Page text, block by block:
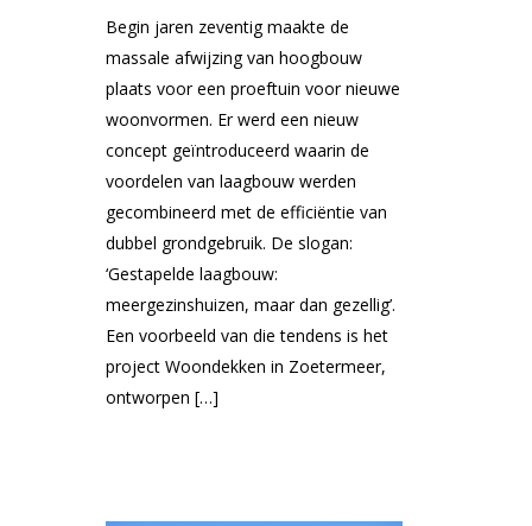
Begin jaren zeventig maakte de
massale afwijzing van hoogbouw
plaats voor een proeftuin voor nieuwe
woonvormen. Er werd een nieuw
concept geïntroduceerd waarin de
voordelen van laagbouw werden
gecombineerd met de efficiëntie van
dubbel grondgebruik. De slogan:
‘Gestapelde laagbouw:
meergezinshuizen, maar dan gezellig’.
Een voorbeeld van die tendens is het
project Woondekken in Zoetermeer,
ontworpen […]